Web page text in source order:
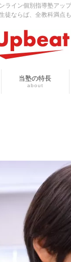
ライン個別指導塾アッ
徒ならば、全教科満点
当塾の特長
about